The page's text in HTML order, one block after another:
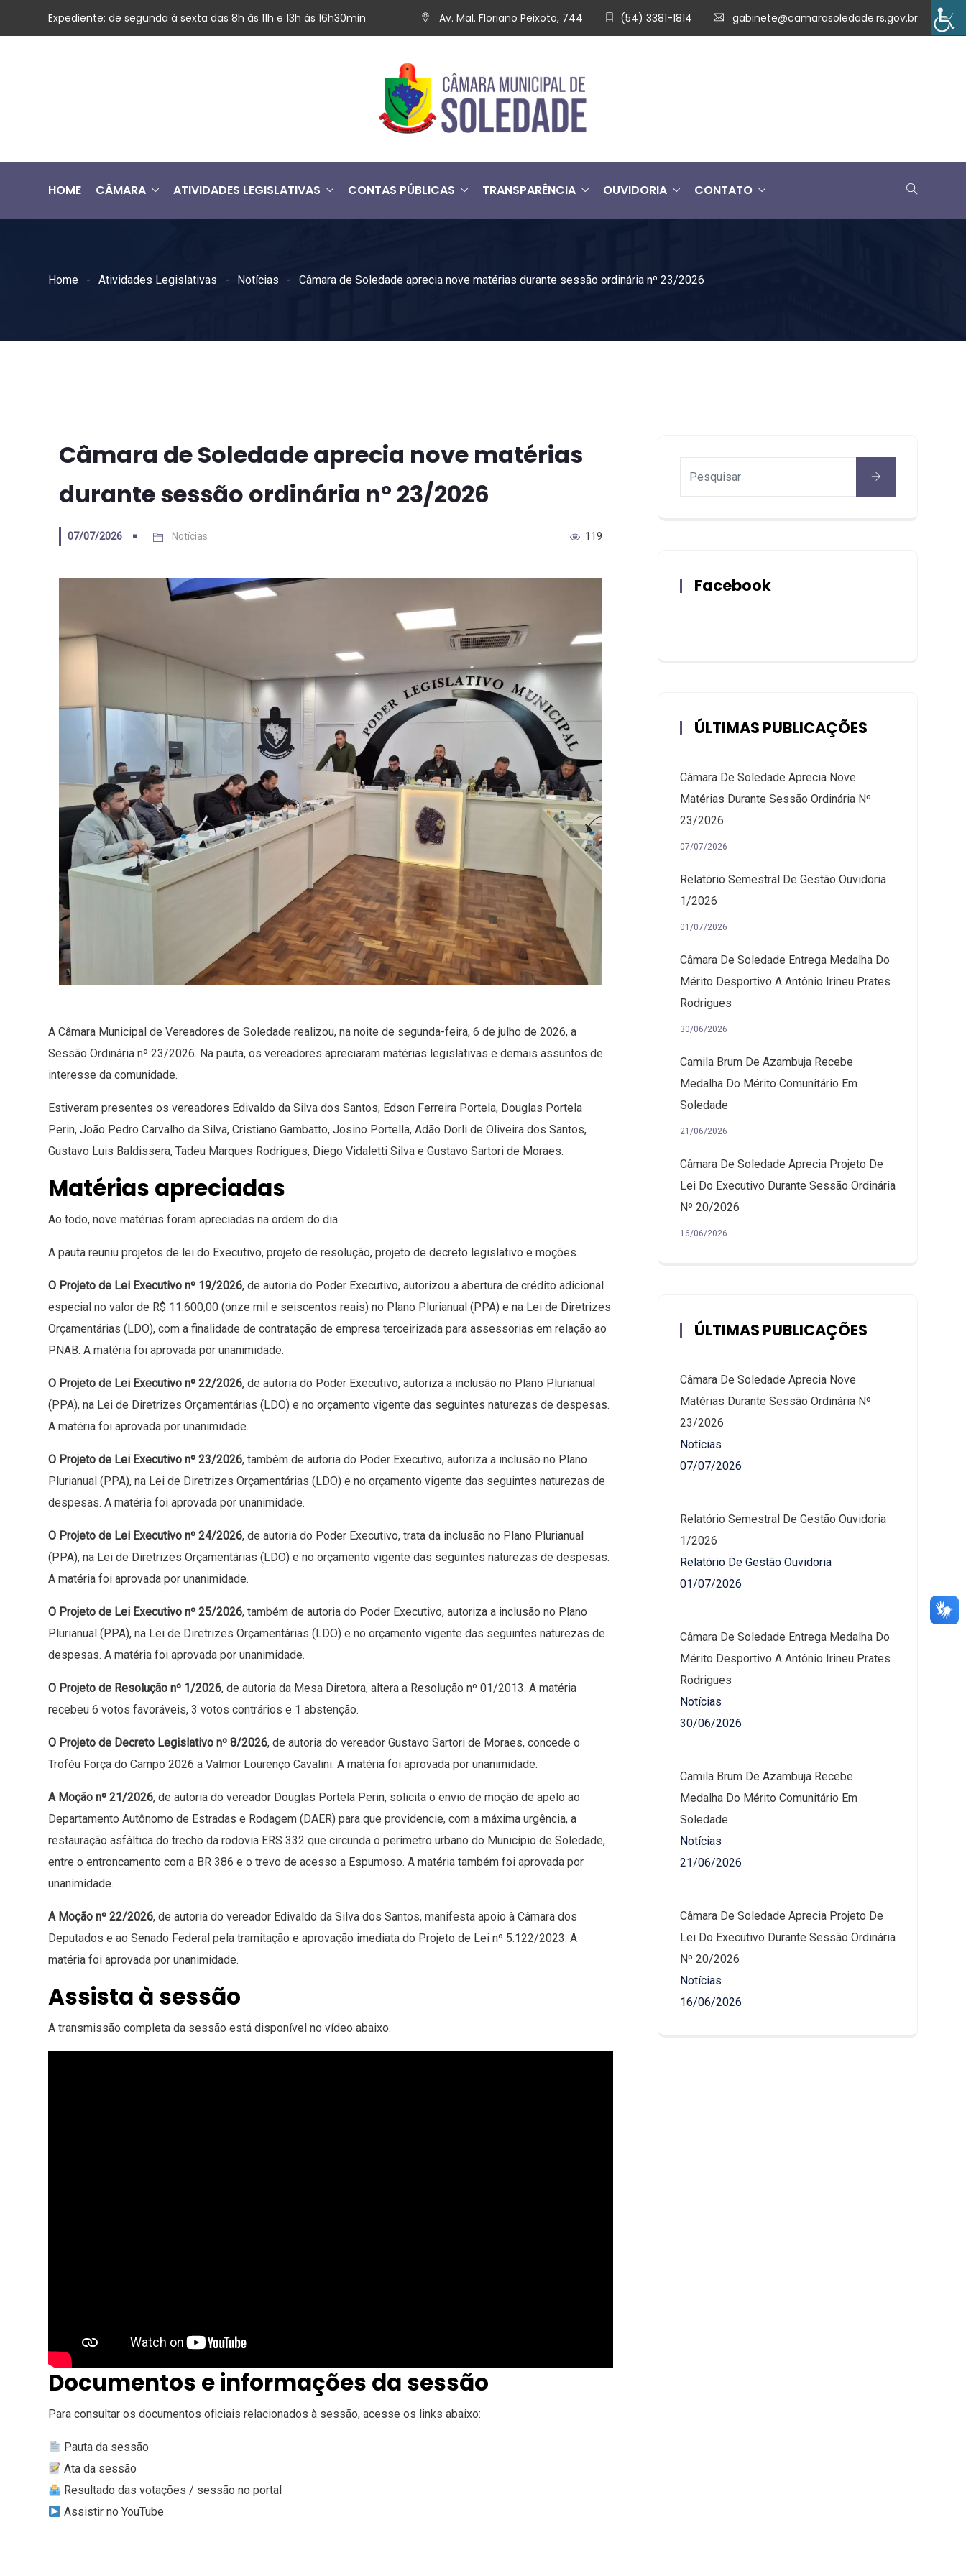
Expediente: de segunda à sexta das 8h às 11h e 13h às 16h30min Av. Mal. Floriano Peixoto, 744 (54) 3381-1814 gabinete@camarasoledade.rs.gov.br
HOME CÂMARA ATIVIDADES LEGISLATIVAS CONTAS PÚBLICAS TRANSPARÊNCIA OUVIDORIA CONTATO
Home Atividades Legislativas Notícias Câmara de Soledade aprecia nove matérias durante sessão ordinária nº 23/2026
Câmara de Soledade aprecia nove matérias
durante sessão ordinária nº 23/2026
07/07/2026 Notícias 119
A Câmara Municipal de Vereadores de Soledade realizou, na noite de segunda-feira, 6 de julho de 2026, a
Sessão Ordinária nº 23/2026. Na pauta, os vereadores apreciaram matérias legislativas e demais assuntos de
interesse da comunidade.
Estiveram presentes os vereadores Edivaldo da Silva dos Santos, Edson Ferreira Portela, Douglas Portela
Perin, João Pedro Carvalho da Silva, Cristiano Gambatto, Josino Portella, Adão Dorli de Oliveira dos Santos,
Gustavo Luis Baldissera, Tadeu Marques Rodrigues, Diego Vidaletti Silva e Gustavo Sartori de Moraes.
Matérias apreciadas
Ao todo, nove matérias foram apreciadas na ordem do dia.
A pauta reuniu projetos de lei do Executivo, projeto de resolução, projeto de decreto legislativo e moções.
O Projeto de Lei Executivo nº 19/2026, de autoria do Poder Executivo, autorizou a abertura de crédito adicional
especial no valor de R$ 11.600,00 (onze mil e seiscentos reais) no Plano Plurianual (PPA) e na Lei de Diretrizes
Orçamentárias (LDO), com a finalidade de contratação de empresa terceirizada para assessorias em relação ao
PNAB. A matéria foi aprovada por unanimidade.
O Projeto de Lei Executivo nº 22/2026, de autoria do Poder Executivo, autoriza a inclusão no Plano Plurianual
(PPA), na Lei de Diretrizes Orçamentárias (LDO) e no orçamento vigente das seguintes naturezas de despesas.
A matéria foi aprovada por unanimidade.
O Projeto de Lei Executivo nº 23/2026, também de autoria do Poder Executivo, autoriza a inclusão no Plano
Plurianual (PPA), na Lei de Diretrizes Orçamentárias (LDO) e no orçamento vigente das seguintes naturezas de
despesas. A matéria foi aprovada por unanimidade.
O Projeto de Lei Executivo nº 24/2026, de autoria do Poder Executivo, trata da inclusão no Plano Plurianual
(PPA), na Lei de Diretrizes Orçamentárias (LDO) e no orçamento vigente das seguintes naturezas de despesas.
A matéria foi aprovada por unanimidade.
O Projeto de Lei Executivo nº 25/2026, também de autoria do Poder Executivo, autoriza a inclusão no Plano
Plurianual (PPA), na Lei de Diretrizes Orçamentárias (LDO) e no orçamento vigente das seguintes naturezas de
despesas. A matéria foi aprovada por unanimidade.
O Projeto de Resolução nº 1/2026, de autoria da Mesa Diretora, altera a Resolução nº 01/2013. A matéria
recebeu 6 votos favoráveis, 3 votos contrários e 1 abstenção.
O Projeto de Decreto Legislativo nº 8/2026, de autoria do vereador Gustavo Sartori de Moraes, concede o
Troféu Força do Campo 2026 a Valmor Lourenço Cavalini. A matéria foi aprovada por unanimidade.
A Moção nº 21/2026, de autoria do vereador Douglas Portela Perin, solicita o envio de moção de apelo ao
Departamento Autônomo de Estradas e Rodagem (DAER) para que providencie, com a máxima urgência, a
restauração asfáltica do trecho da rodovia ERS 332 que circunda o perímetro urbano do Município de Soledade,
entre o entroncamento com a BR 386 e o trevo de acesso a Espumoso. A matéria também foi aprovada por
unanimidade.
A Moção nº 22/2026, de autoria do vereador Edivaldo da Silva dos Santos, manifesta apoio à Câmara dos
Deputados e ao Senado Federal pela tramitação e aprovação imediata do Projeto de Lei nº 5.122/2023. A
matéria foi aprovada por unanimidade.
Assista à sessão
A transmissão completa da sessão está disponível no vídeo abaixo.
Documentos e informações da sessão
Para consultar os documentos oficiais relacionados à sessão, acesse os links abaixo:
Pauta da sessão
Ata da sessão
Resultado das votações / sessão no portal
Assistir no YouTube
Facebook
ÚLTIMAS PUBLICAÇÕES
Câmara De Soledade Aprecia Nove
Matérias Durante Sessão Ordinária Nº
23/2026
07/07/2026
Relatório Semestral De Gestão Ouvidoria
1/2026
01/07/2026
Câmara De Soledade Entrega Medalha Do
Mérito Desportivo A Antônio Irineu Prates
Rodrigues
30/06/2026
Camila Brum De Azambuja Recebe
Medalha Do Mérito Comunitário Em
Soledade
21/06/2026
Câmara De Soledade Aprecia Projeto De
Lei Do Executivo Durante Sessão Ordinária
Nº 20/2026
16/06/2026
ÚLTIMAS PUBLICAÇÕES
Câmara De Soledade Aprecia Nove
Matérias Durante Sessão Ordinária Nº
23/2026
Notícias
07/07/2026
Relatório Semestral De Gestão Ouvidoria
1/2026
Relatório De Gestão Ouvidoria
01/07/2026
Câmara De Soledade Entrega Medalha Do
Mérito Desportivo A Antônio Irineu Prates
Rodrigues
Notícias
30/06/2026
Camila Brum De Azambuja Recebe
Medalha Do Mérito Comunitário Em
Soledade
Notícias
21/06/2026
Câmara De Soledade Aprecia Projeto De
Lei Do Executivo Durante Sessão Ordinária
Nº 20/2026
Notícias
16/06/2026